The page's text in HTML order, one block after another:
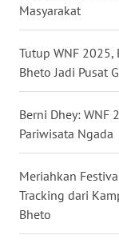
Masyarakat
Tutup WNF 2025,
Bheto Jadi Pusat
Berni Dhey: WNF
Pariwisata Ngada
Meriahkan
Tracking dari
Bheto
WN
WN
BABEL